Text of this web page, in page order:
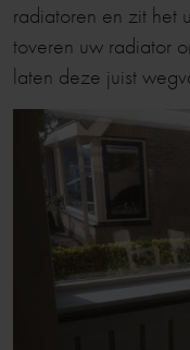
radiatoren en zit het
toveren uw radiator
laten deze juist